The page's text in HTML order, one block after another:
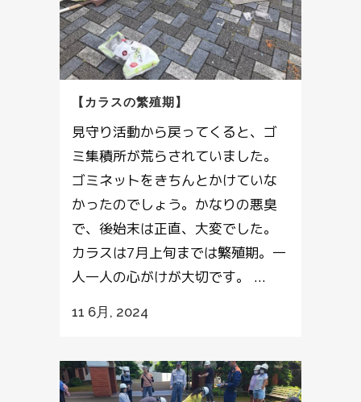
【カラスの繁殖期】
見守り活動から戻ってくると、ゴ
ミ集積所が荒らされていました。
ゴミネットをきちんとかけていな
かったのでしょう。かなりの悪臭
で、後始末は正直、大変でした。
カラスは7月上旬までは繁殖期。一
人一人の心がけが大切です。 ...
11 6月, 2024